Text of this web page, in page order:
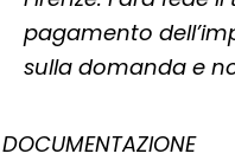
pagamento
sulla domanda e
DOCUMENTAZIONE